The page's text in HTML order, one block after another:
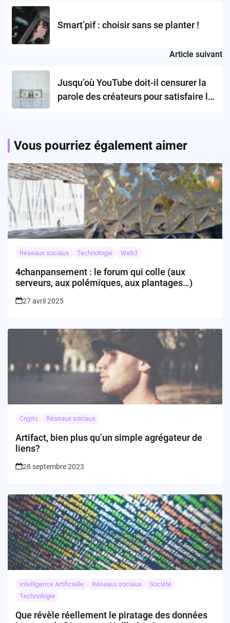
navigation
Smart’pif : choisir sans se planter !
Article suivant
Jusqu’où YouTube doit-il censurer la
parole des créateurs pour satisfaire les
Vous pourriez également aimer
Réseaux sociaux Technologie Web3
4chanpansement : le forum qui colle (aux
serveurs, aux polémiques, aux plantages…)
27 avril 2025
Crypto Réseaux sociaux
Artifact, bien plus qu’un simple agrégateur de
liens?
28 septembre 2023
Intelligence Artificielle Réseaux sociaux
Société
Technologie
Que révèle réellement le piratage des données